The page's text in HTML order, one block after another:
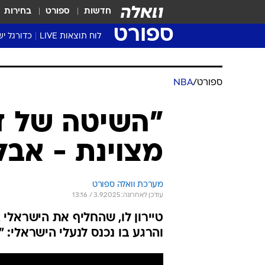
חדשות ספורט בחירות
ספורט לוח תוצאות LIVE כדורגל
גביע הטוטו
שגרירים
נבחרות
ליגה
ספורט/
NBA
"השיטה של
מצוינת -
מערכת וואלה ספורט
עודכן לאחרונה: 3.9.2025 / 13:16
טיירון לו, שהחליף את
והרגע בו נכנס לנעלי